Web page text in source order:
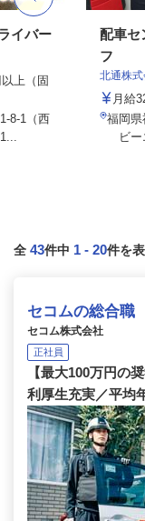
イバー
上（固
8-1（西
配車セ
フ
北通株
月給
福岡県
ビー
全 43件中 1 - 20件を
セコムの総合職
セコム株式会社
正社員
【最大100万円の
利厚生充実／平均